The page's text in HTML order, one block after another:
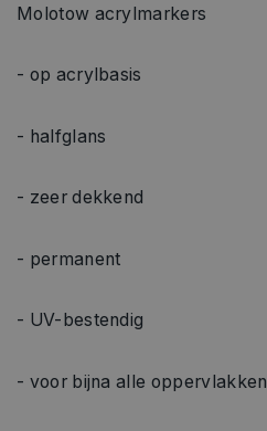
Molotow acrylmarkers
- op acrylbasis
- halfglans
- zeer dekkend
- permanent
- UV-bestendig
- voor bijna alle oppervlakken